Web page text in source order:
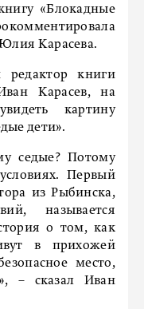
«Блокадные
Карасева.
книги
Карасев, на
картину
дети».
седые? Потому
Первый
из Рыбинска,
называется
о том, как
в прихожей
место,
– сказал Иван